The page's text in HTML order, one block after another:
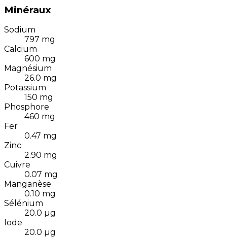
Minéraux
Sodium
797 mg
Calcium
600 mg
Magnésium
26.0 mg
Potassium
150 mg
Phosphore
460 mg
Fer
0.47 mg
Zinc
2.90 mg
Cuivre
0.07 mg
Manganèse
0.10 mg
Sélénium
20.0 µg
Iode
20.0 µg